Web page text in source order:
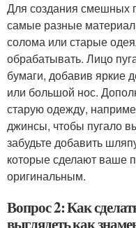
Для создания смешных
самые разные
солома или старые
обрабатывать. Лицо
бумаги, добавив яркие
или большой нос.
старую одежду,
джинсы, чтобы пугало
забудьте добавить
которые сделают ваше
оригинальным.
Вопрос 2: Как
выглядеть как